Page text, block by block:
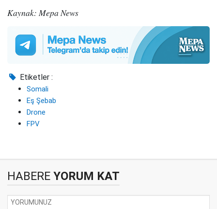
Kaynak: Mepa News
Etiketler :
Somali
Eş Şebab
Drone
FPV
HABERE YORUM KAT